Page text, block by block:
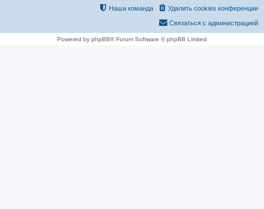
Удалить cookies конференции
Наша команда
Связаться с администрацией
Powered by phpBB® Forum Software © phpBB Limited